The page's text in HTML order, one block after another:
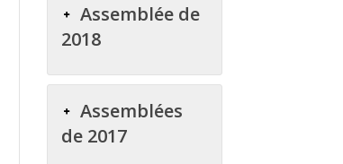
Assemblée de
2018
Assemblées
de 2017